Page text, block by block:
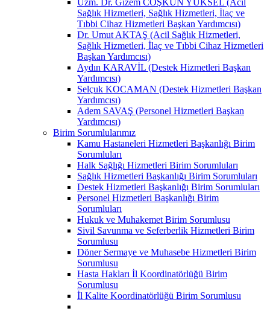
Sağlık Hizmetleri, Sağlık Hizmetleri, İlaç ve
Tıbbi Cihaz Hizmetleri Başkan Yardımcısı)
Dr. Umut AKTAŞ (Acil Sağlık Hizmetleri,
Sağlık Hizmetleri, İlaç ve Tıbbi Cihaz Hizmetleri
Başkan Yardımcısı)
Aydın KARAVİL (Destek Hizmetleri Başkan
Yardımcısı)
Selçuk KOCAMAN (Destek Hizmetleri Başkan
Yardımcısı)
Adem SAVAŞ (Personel Hizmetleri Başkan
Yardımcısı)
Birim Sorumlularımız
Kamu Hastaneleri Hizmetleri Başkanlığı Birim
Sorumluları
Halk Sağlığı Hizmetleri Birim Sorumluları
Sağlık Hizmetleri Başkanlığı Birim Sorumluları
Destek Hizmetleri Başkanlığı Birim Sorumluları
Personel Hizmetleri Başkanlığı Birim
Sorumluları
Hukuk ve Muhakemet Birim Sorumlusu
Sivil Savunma ve Seferberlik Hizmetleri Birim
Sorumlusu
Döner Sermaye ve Muhasebe Hizmetleri Birim
Sorumlusu
Hasta Hakları İl Koordinatörlüğü Birim
Sorumlusu
İl Kalite Koordinatörlüğü Birim Sorumlusu